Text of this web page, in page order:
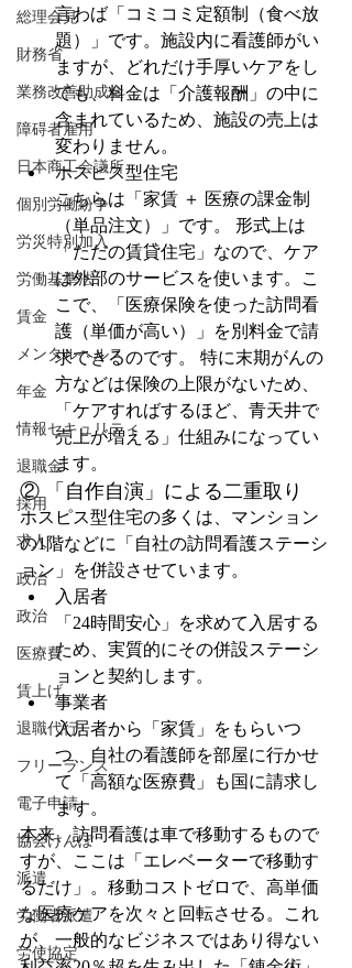
総理会見
財務省
業務改善助成金
障碍者雇用
日本商工会議所
個別労働紛争
労災特別加入
労働基準法
賃金
メンタルヘルス
年金
情報セキュリティ
退職金
採用
求人
政治
政治
医療費
賃上げ
退職代行
フリーランス
電子申請
協会けんぽ
派遣
労働者派遣
労使協定
言わば「コミコミ定額制（食べ放
題）」です。施設内に看護師がい
ますが、どれだけ手厚いケアをし
ても、料金は「介護報酬」の中に
含まれているため、施設の売上は
変わりません。
ホスピス型住宅
こちらは「家賃 ＋ 医療の課金制
（単品注文）」です。 形式上は
「ただの賃貸住宅」なので、ケア
は外部のサービスを使います。こ
こで、「医療保険を使った訪問看
護（単価が高い）」を別料金で請
求できるのです。 特に末期がんの
方などは保険の上限がないため、
「ケアすればするほど、青天井で
売上が増える」仕組みになってい
ます。
② 「自作自演」による二重取り
ホスピス型住宅の多くは、マンション
の1階などに「自社の訪問看護ステーシ
ョン」を併設させています。
入居者
「24時間安心」を求めて入居する
ため、実質的にその併設ステーシ
ョンと契約します。
事業者
入居者から「家賃」をもらいつ
つ、自社の看護師を部屋に行かせ
て「高額な医療費」も国に請求し
ます。
本来、訪問看護は車で移動するもので
すが、ここは「エレベーターで移動す
るだけ」。移動コストゼロで、高単価
な医療ケアを次々と回転させる。これ
が、一般的なビジネスではあり得ない